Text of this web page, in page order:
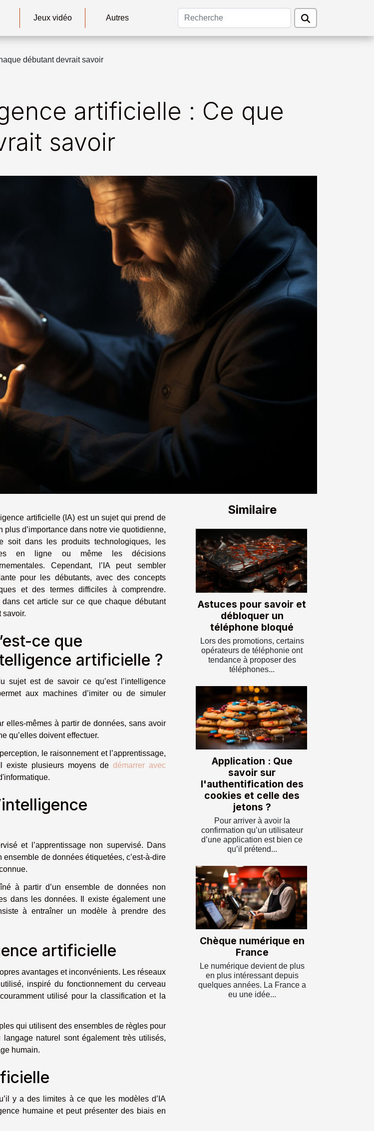
Jeux vidéo Autres
débutant devrait savoir
artificielle : Ce que
savoir
artificielle (IA) est un sujet qui prend de
plus d’importance dans notre vie quotidienne,
soit dans les produits technologiques, les
en ligne ou même les décisions
Cependant, l’IA peut sembler
pour les débutants, avec des concepts
et des termes difficiles à comprendre.
dans cet article sur ce que chaque débutant
savoir.
ce que
artificielle ?
sujet est de savoir ce qu’est l’intelligence
aux machines d’imiter ou de simuler
elles-mêmes à partir de données, sans avoir
qu’elles doivent effectuer.
le raisonnement et l’apprentissage,
existe plusieurs moyens de démarrer avec
et l’apprentissage non supervisé. Dans
ensemble de données étiquetées, c’est-à-dire
à partir d’un ensemble de données non
dans les données. Il existe également une
à entraîner un modèle à prendre des
artificielle
avantages et inconvénients. Les réseaux
inspiré du fonctionnement du cerveau
utilisé pour la classification et la
qui utilisent des ensembles de règles pour
naturel sont également très utilisés,
humain.
y a des limites à ce que les modèles d’IA
humaine et peut présenter des biais en
Similaire
Astuces pour savoir et
débloquer un
téléphone bloqué
Lors des promotions, certains
opérateurs de téléphonie ont
tendance à proposer des
téléphones...
Application : Que
savoir sur
l'authentification des
cookies et celle des
jetons ?
Pour arriver à avoir la
confirmation qu’un utilisateur
d’une application est bien ce
qu’il prétend...
Chèque numérique en
France
Le numérique devient de plus
en plus intéressant depuis
quelques années. La France a
eu une idée...